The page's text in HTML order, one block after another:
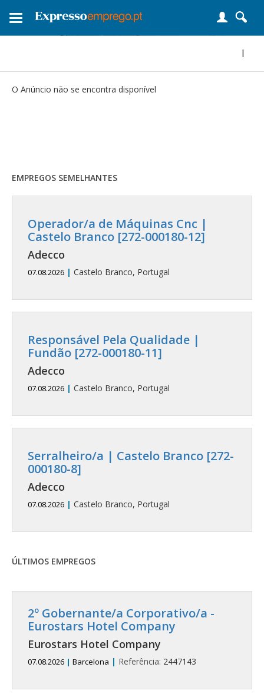
Toggle
|
O Anúncio não se encontra disponível
EMPREGOS SEMELHANTES
Operador/a de Máquinas Cnc |
Castelo Branco [272-000180-12]
Adecco
07.08.2026 | Castelo Branco, Portugal
Responsável Pela Qualidade |
Fundão [272-000180-11]
Adecco
07.08.2026 | Castelo Branco, Portugal
Serralheiro/a | Castelo Branco [272-
000180-8]
Adecco
07.08.2026 | Castelo Branco, Portugal
ÚLTIMOS EMPREGOS
2º Gobernante/a Corporativo/a -
Eurostars Hotel Company
Eurostars Hotel Company
07.08.2026 | Barcelona | Referência: 2447143